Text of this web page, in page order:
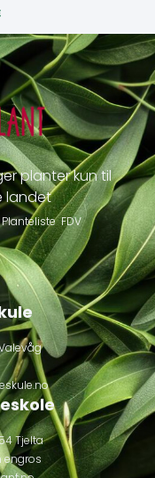
planter kun til
landet
Planteliste FDV
Tjelta
engros